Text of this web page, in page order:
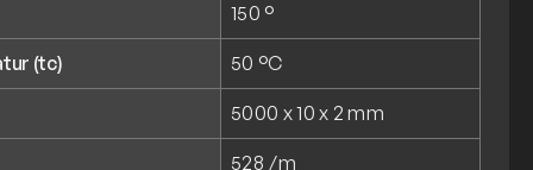
150 °
(tc) 50 °C
5000 x 10 x 2 mm
528 /m